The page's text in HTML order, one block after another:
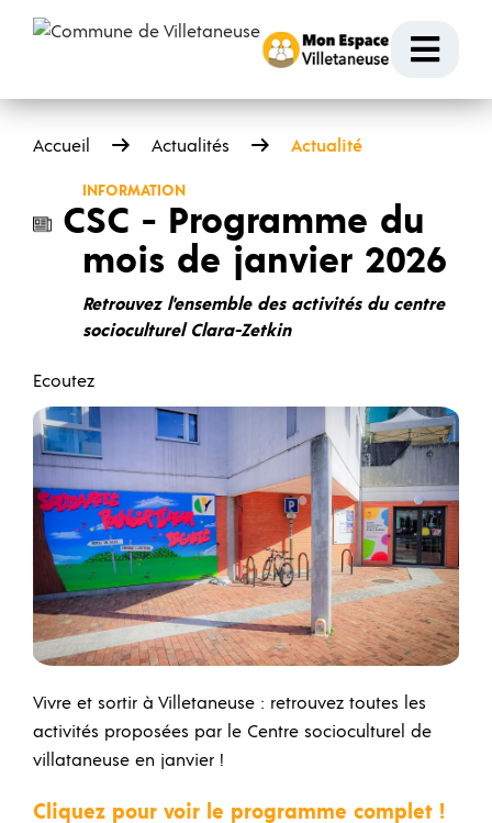
Accueil Actualités Actualité
INFORMATION
CSC - Programme du
mois de janvier 2026
Retrouvez l'ensemble des activités du centre
socioculturel Clara-Zetkin
Ecoutez
Vivre et sortir à Villetaneuse : retrouvez toutes les
activités proposées par le Centre socioculturel de
villataneuse en janvier !
Cliquez pour voir le programme complet !